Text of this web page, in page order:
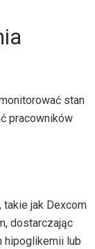
stan
pracowników
jak Dexcom
dostarczając
hipoglikemii lub